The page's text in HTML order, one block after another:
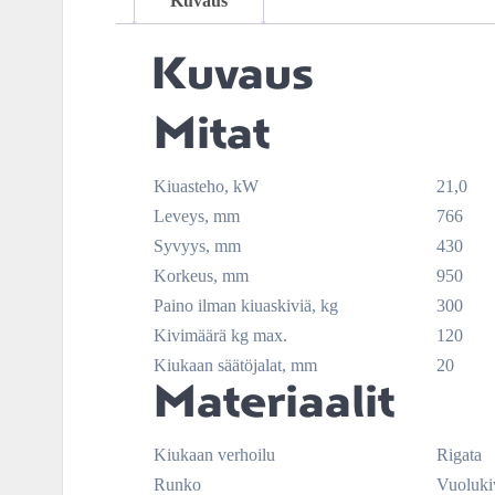
Kuvaus
Mitat
Kiuasteho, kW
21,0
Leveys, mm
766
Syvyys, mm
430
Korkeus, mm
950
Paino ilman kiuaskiviä, kg
300
Kivimäärä kg max.
120
Kiukaan säätöjalat, mm
20
Materiaalit
Kiukaan verhoilu
Rigata
Runko